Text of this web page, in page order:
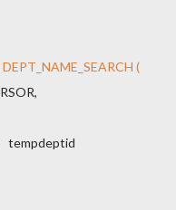
(
tempdeptid